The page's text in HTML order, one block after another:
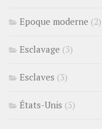
Epoque moderne (2)
Esclavage (3)
Esclaves (3)
États-Unis (5)